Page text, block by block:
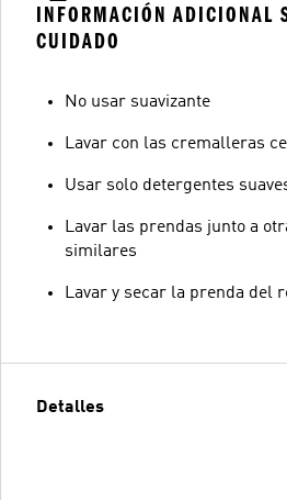
INFORMACIÓN ADICIONAL
CUIDADO
No usar suavizante
Lavar con las cremalleras
Usar solo detergentes
Lavar las prendas junto a
similares
Lavar y secar la prenda del
Detalles